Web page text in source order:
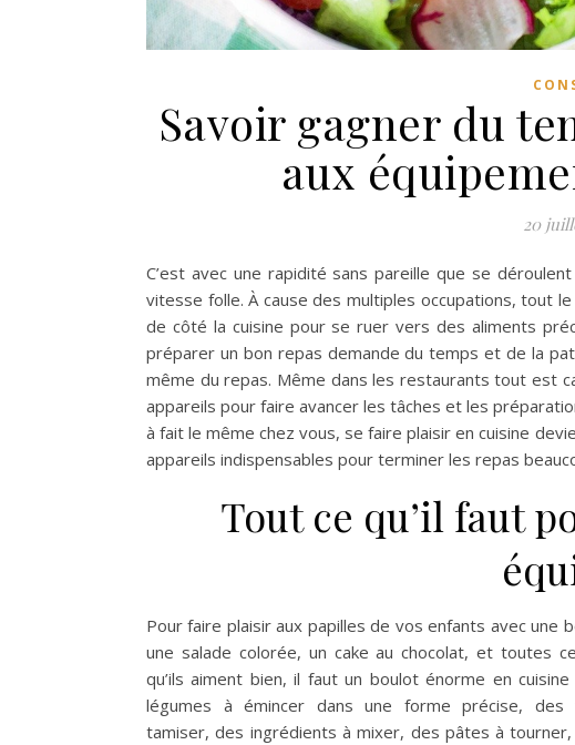
Savoir gagner du
aux
20
C’est avec une rapidité sans pareille que se
vitesse folle. À cause des multiples occupations, tout
de côté la cuisine pour se ruer vers des aliments
préparer un bon repas demande du temps et de la
même du repas. Même dans les restaurants tout est
appareils pour faire avancer les tâches et les
à fait le même chez vous, se faire plaisir en cuisine
appareils indispensables pour terminer les repas
Tout ce qu’il faut
Pour faire plaisir aux papilles de vos enfants avec une
une salade colorée, un cake au chocolat, et toutes
qu’ils aiment bien, il faut un boulot énorme en
légumes à émincer dans une forme précise, des
tamiser, des ingrédients à mixer, des pâtes à